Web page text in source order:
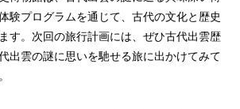
験プログラムを通じて、古代の文化と歴史
す。次回の旅行計画には、ぜひ古代出雲歴
出雲の謎に思いを馳せる旅に出かけてみて